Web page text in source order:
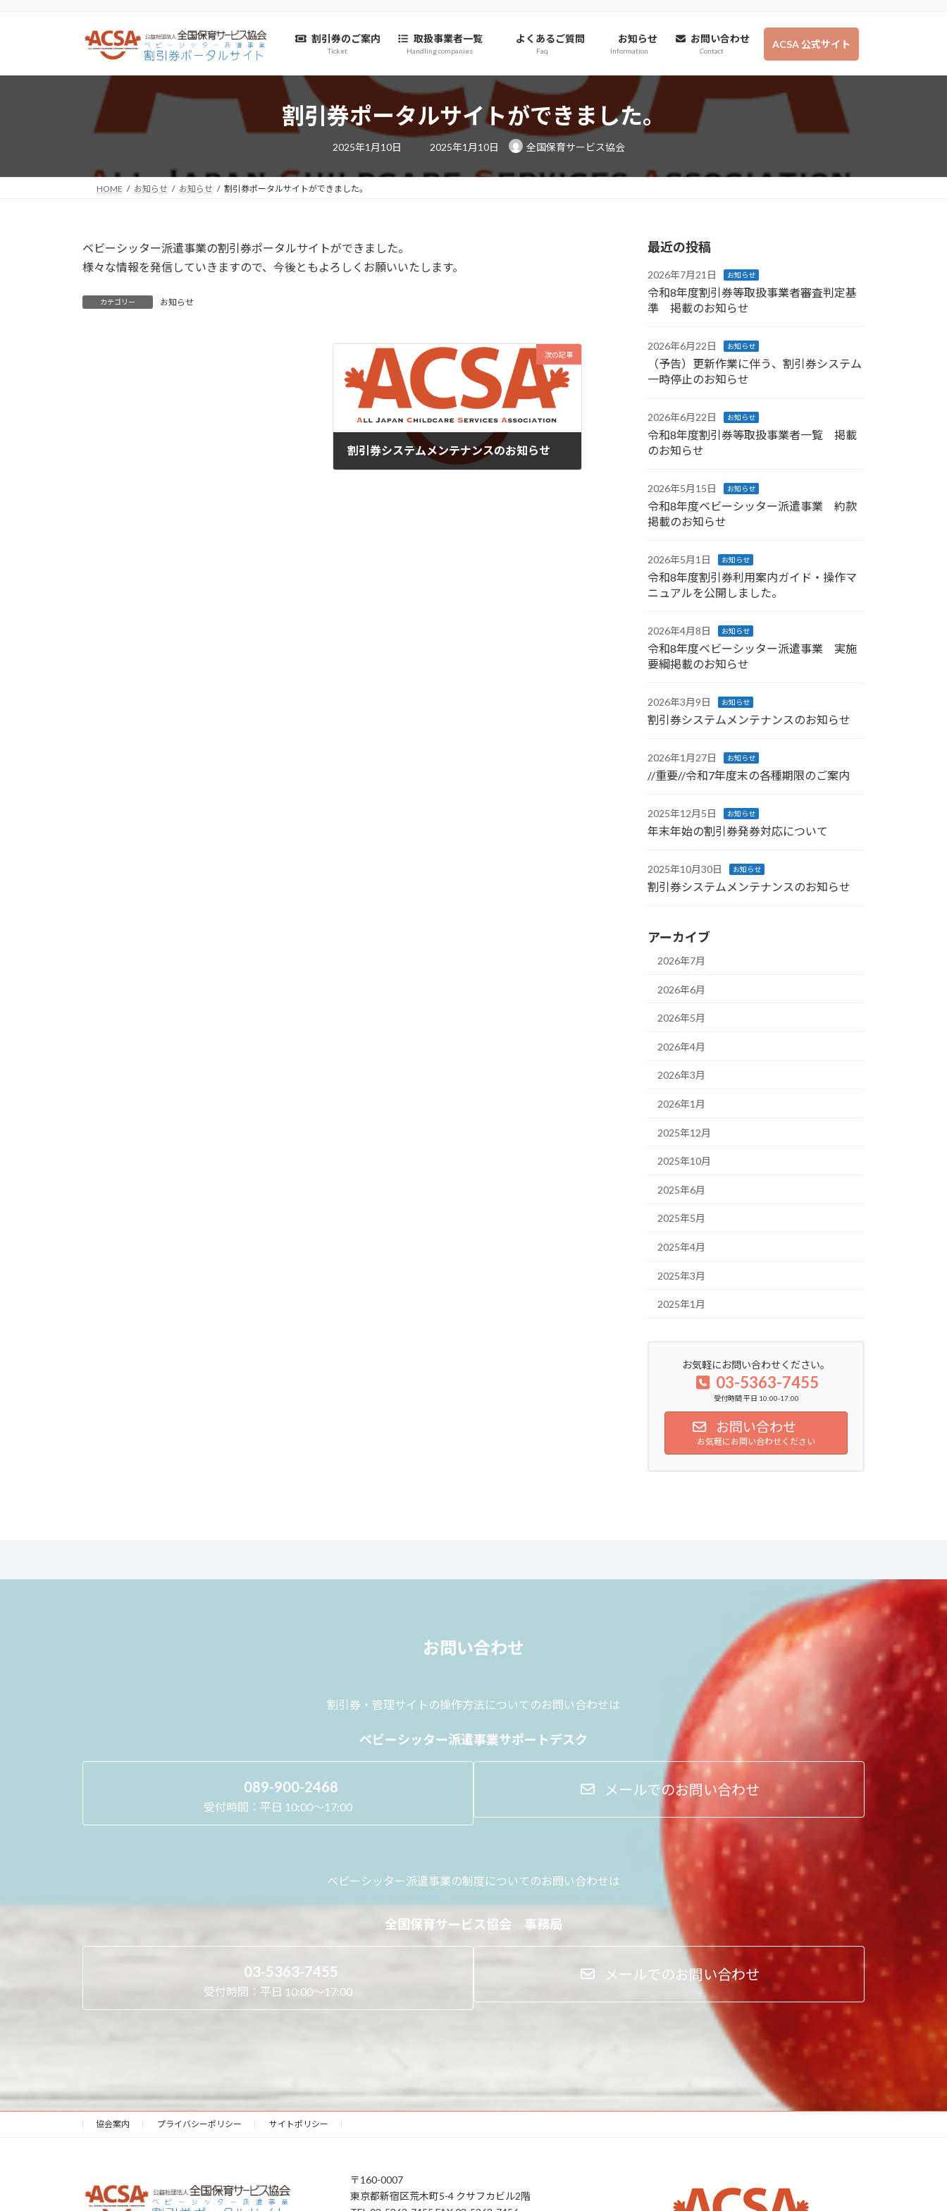
ツ
シ
割引券のご案内
Ticket
取扱事業者一覧
Handling companies
よくあるご質問
Faq
お知らせ
Information
お問い合わせ
Contact
ACSA 公式サイト
割引券ポータルサイトができました。
2025年1月10日
最
終
新
日
2025年1月10日 全国保育サービス協会
HOME お知らせ お知らせ 割引券ポータルサイトができました。
ベビーシッター派遣事業の割引券ポータルサイトができました。
様々な情報を発信していきますので、今後ともよろしくお願いいたします。
カテゴリー お知らせ
次の記事
割引券システムメンテナンスのお知らせ
最近の投稿
2026年7月21日 お知らせ
令和8年度割引券等取扱事業者審査判定基
準 掲載のお知らせ
2026年6月22日 お知らせ
（予告）更新作業に伴う、割引券システム
一時停止のお知らせ
2026年6月22日 お知らせ
令和8年度割引券等取扱事業者一覧 掲載
のお知らせ
2026年5月15日 お知らせ
令和8年度ベビーシッター派遣事業 約款
掲載のお知らせ
2026年5月1日 お知らせ
令和8年度割引券利用案内ガイド・操作マ
ニュアルを公開しました。
2026年4月8日 お知らせ
令和8年度ベビーシッター派遣事業 実施
要綱掲載のお知らせ
2026年3月9日 お知らせ
割引券システムメンテナンスのお知らせ
2026年1月27日 お知らせ
//重要//令和7年度末の各種期限のご案内
2025年12月5日 お知らせ
年末年始の割引券発券対応について
2025年10月30日 お知らせ
割引券システムメンテナンスのお知らせ
アーカイブ
2026年7月
2026年6月
2026年5月
2026年4月
2026年3月
2026年1月
2025年12月
2025年10月
2025年6月
2025年5月
2025年4月
2025年3月
2025年1月
お気軽にお問い合わせください。
03-5363-7455
受付時間 平日 10:00-17:00
お問い合わせ
お気軽にお問い合わせください
お問い合わせ
割引券・管理サイトの操作方法についてのお問い合わせは
ベビーシッター派遣事業サポートデスク
089-900-2468
受付時間：平日 10:00～17:00
メールでのお問い合わせ
ベビーシッター派遣事業の制度についてのお問い合わせは
全国保育サービス協会 事務局
03-5363-7455
受付時間：平日 10:00～17:00
メールでのお問い合わせ
協会案内 プライバシーポリシー サイトポリシー
〒160-0007
東京都新宿区荒木町5-4 クサフカビル2階